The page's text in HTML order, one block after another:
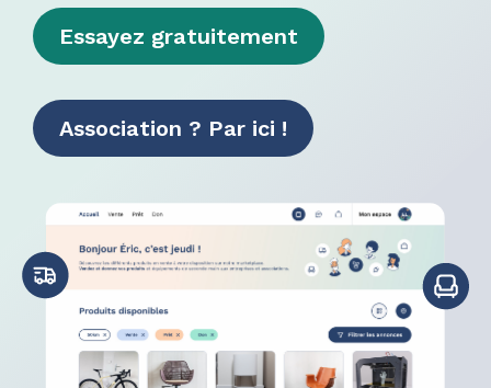
Essayez gratuitement
Association ? Par ici !